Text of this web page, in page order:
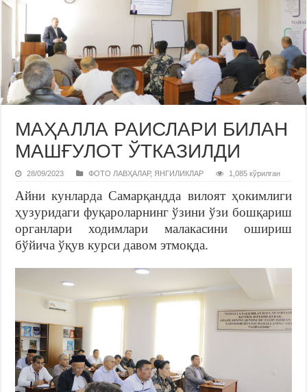
МАҲАЛЛА РАИСЛАРИ БИЛАН
МАШҒУЛОТ ЎТКАЗИЛДИ
28/09/2023 ФОТО ЛАВҲАЛАР, ЯНГИЛИКЛАР 1,085 кўрилган
Айни кунларда Самарқандда вилоят ҳокимлиги
ҳузуридаги фуқароларнинг ўзини ўзи бошқариш
органлари ходимлари малакасини ошириш
бўйича ўқув курси давом этмоқда.